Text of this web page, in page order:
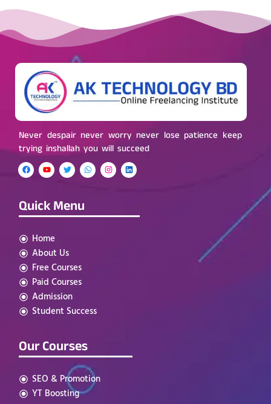
Never despair never worry never lose patience keep
trying inshallah you will succeed
Quick Menu
Home
About Us
Free Courses
Paid Courses
Admission
Student Success
Our Courses
SEO & Promotion
YT Boosting